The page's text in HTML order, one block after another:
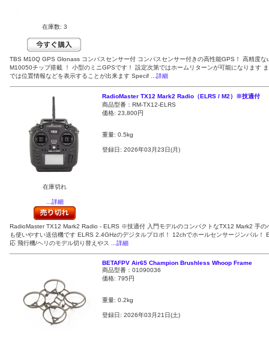
在庫数: 3
TBS M10Q GPS Glonass コンパスセンサー付 コンパスセンサー付きの高性能GPS！ 高精度な
M10050チップ搭載 ！ 小型のミニGPSです！ 設定次第ではホームリターンが可能になります
では位置情報などを表示することが出来ます Specif ...詳細
在庫切れ
...詳細
RadioMaster TX12 Mark2 Radio（ELRS / M2）※技適付
商品型番：RM-TX12-ELRS
価格: 23,800円
重量: 0.5kg
登録日: 2026年03月23日(月)
RadioMaster TX12 Mark2 Radio - ELRS ※技適付 入門モデルのコンパクトなTX12 Mark2 手の
も使いやすい送信機です ELRS 2.4GHzのデジタルプロポ！ 12chでホールセンサージンバル！
応 飛行機/ヘリのモデル切り替えやス
...詳細
BETAFPV Air65 Champion Brushless Whoop Frame
商品型番：01090036
価格: 795円
重量: 0.2kg
登録日: 2026年03月21日(土)